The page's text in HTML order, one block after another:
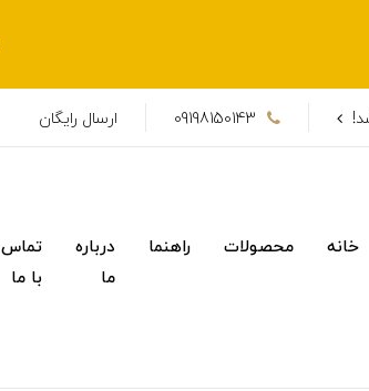
09198150143 ارسال رایگان
خانه محصولات راهنما
درباره
ما
تماس
با ما